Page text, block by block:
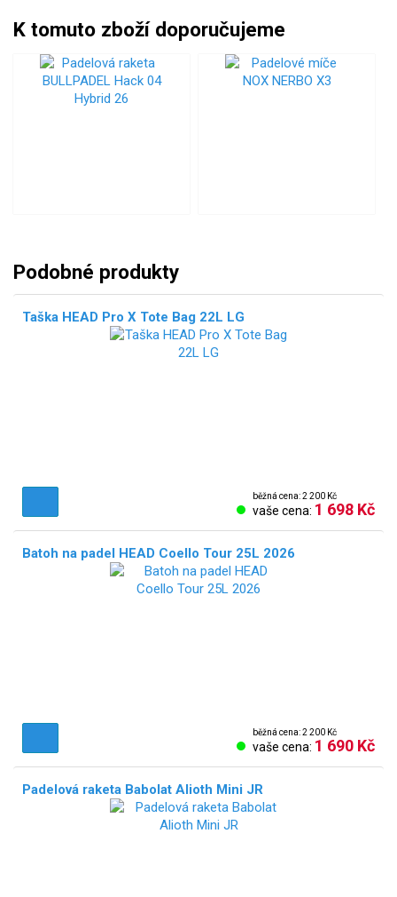
K tomuto zboží doporučujeme
Podobné produkty
Taška HEAD Pro X Tote Bag 22L LG
běžná cena: 2 200 Kč
vaše cena: 1 698 Kč
Batoh na padel HEAD Coello Tour 25L 2026
běžná cena: 2 200 Kč
vaše cena: 1 690 Kč
Padelová raketa Babolat Alioth Mini JR